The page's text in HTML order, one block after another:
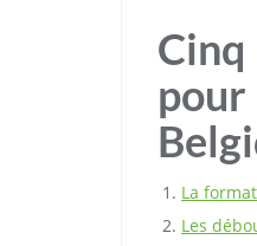
Cinq
pour
La
Les